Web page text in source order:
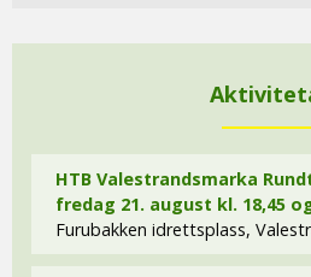
HTB Valestrandsmarka
fredag 21. august kl. 18,45
Furubakken idrettsplass,